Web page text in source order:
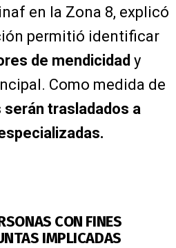
en la Zona 8, explicó
permitió identificar
de mendicidad y
Como medida de
trasladados a
CON FINES
IMPLICADAS